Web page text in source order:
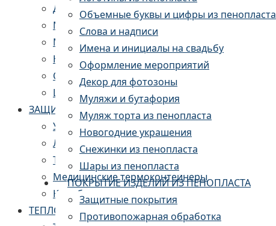
Объемные буквы и цифры из пенопласта
Слова и надписи
Имена и инициалы на свадьбу
Оформление мероприятий
Декор для фотозоны
Муляжи и бутафория
Муляж торта из пенопласта
Новогодние украшения
Снежинки из пенопласта
Шары из пенопласта
ПОКРЫТИЕ ИЗДЕЛИЙ ИЗ ПЕНОПЛАСТА
Защитные покрытия
Противопожарная обработка
Декор для фотозоны
Муляжи и бутафория
Муляж торта из пенопласта
Новогодние украшения
Снежинки из пенопласта
Шары из пенопласта
ЗАЩИТНАЯ УПАКОВКА И ТЕРМОКОНТЕЙНЕРЫ
Упаковка для дверей и мебели
Ложементы из пенопласта
Термоконтейнеры пищевые
Медицинские термоконтейнеры
Короба из пенопласта
ТЕПЛОИЗОЛЯЦИЯ